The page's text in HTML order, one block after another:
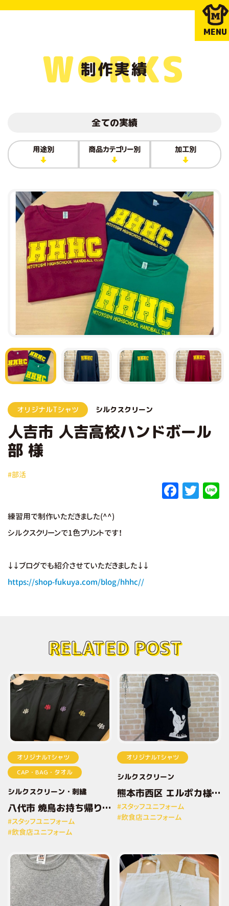
MENU
制作実績
WORKS
全ての実績
用途別 商品カテゴリー別 加工別
オリジナルTシャツ シルクスクリーン
人吉市 人吉高校ハンドボール
部 様
#部活
F T
練習用で制作いただきました(^^)
シルクスクリーンで1色プリントです！
↓↓ブログでも紹介させていただきました↓↓
https://shop-fukuya.com/blog/hhhc//
RELATED POST
オリジナルTシャツ
CAP・BAG・タオル
シルクスクリーン 刺繍
八代市 焼鳥お持ち帰り専
門店とりしん様 オリジナ
ルプリントTシャツ
#スタッフユニフォーム
#飲食店ユニフォーム
オリジナルTシャツ
シルクスクリーン
熊本市西区 エルポカ様
オリジナルプリントTシ
ャツ
#スタッフユニフォーム
#飲食店ユニフォーム